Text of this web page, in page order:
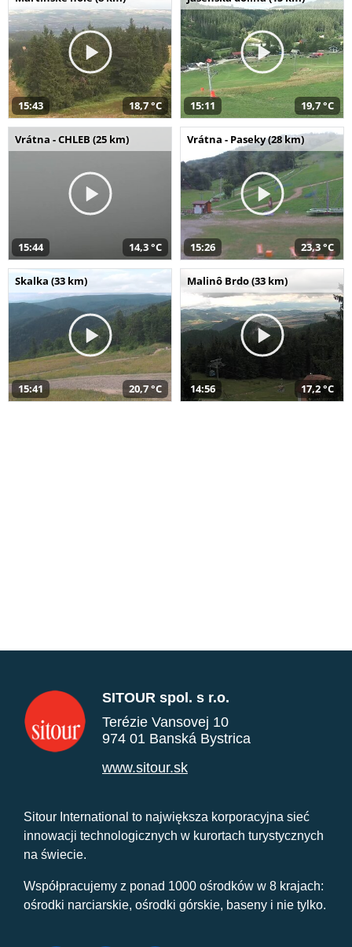
15:43 18,7 °C 15:11 19,7 °C
Vrátna - CHLEB (25 km)
15:44 14,3 °C
Vrátna - Paseky (28 km)
15:26 23,3 °C
Skalka (33 km)
15:41 20,7 °C
Malinô Brdo (33 km)
14:56 17,2 °C
SITOUR spol. s r.o.
Terézie Vansovej 10
974 01 Banská Bystrica
www.sitour.sk
Sitour International to największa korporacyjna sieć
innowacji technologicznych w kurortach turystycznych
na świecie.
Współpracujemy z ponad 1000 ośrodków w 8 krajach:
ośrodki narciarskie, ośrodki górskie, baseny i nie tylko.